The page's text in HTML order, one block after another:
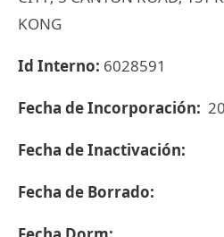
KONG
Id Interno: 6028591
Fecha de Incorporación:
Fecha de Inactivación:
Fecha de Borrado: